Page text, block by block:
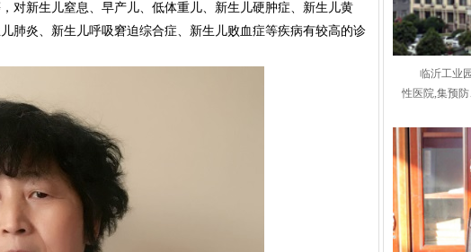
对新生儿窒息、早产儿、低体重儿、新生儿硬肿症、新生儿黄
肺炎、新生儿呼吸窘迫综合症、新生儿败血症等疾病有较高的诊
临沂工业
性医院,集预